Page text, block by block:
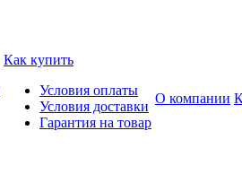
Как купить
Условия оплаты
Условия доставки
Гарантия на товар
О компании